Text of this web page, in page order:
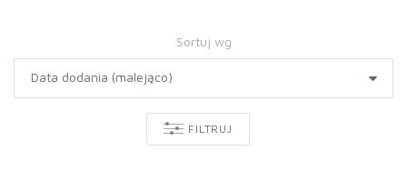
Sortuj wg
FILTRUJ